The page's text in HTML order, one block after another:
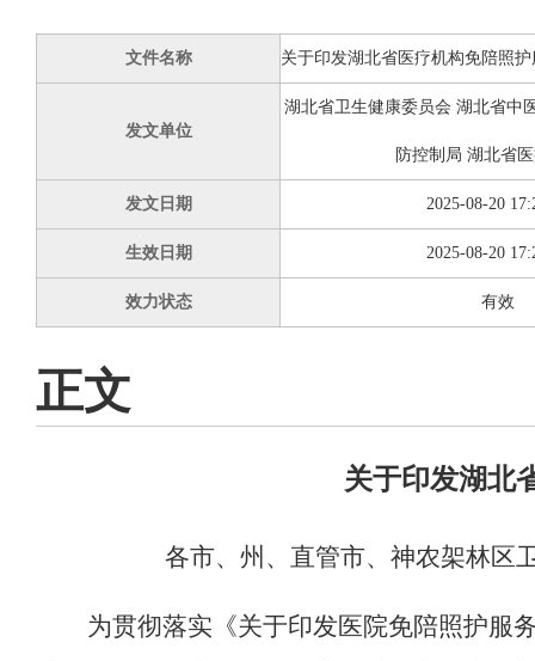
文件名称 关于印发湖北省医疗机构免陪照
发文单位
湖北省卫生健康委员会 湖北省中
防控制局 湖北省
发文日期 2025-08-20
生效日期 2025-08-20
效力状态 有效
正文
关于印发湖北
各市、州、直管市、神农架林区
为贯彻落实《关于印发医院免陪照护服